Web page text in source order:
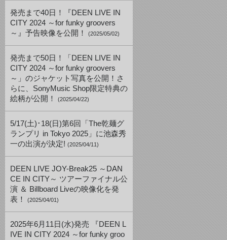
発売まで40日！『DEEN LIVE IN
CITY 2024 ～for funky groovers
～』予告映像を公開！
(2025/05/02)
発売まで50日！「DEEN LIVE IN
CITY 2024 ～for funky groovers
～」のジャケット写真を公開！さ
らに、SonyMusic Shop限定特典の
絵柄が公開！
(2025/04/22)
5/17(土)･18(日)第6回「The乾麺グ
ランプリ in Tokyo 2025」に池森秀
一の出演が決定! (2025/04/11)
DEEN LIVE JOY-Break25 ～DAN
CE IN CITY～ ツアーファイナル公
演 ＆ Billboard Liveの映像化を発
表！
(2025/04/01)
2025年6月11日(水)発売 『DEEN L
IVE IN CITY 2024 ～for funky groo